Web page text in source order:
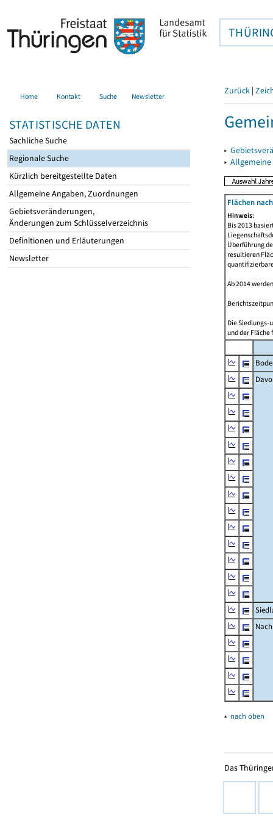
Home Kontakt Suche Newsletter
STATISTISCHE DATEN
Sachliche Suche
Regionale Suche
Kürzlich bereitgestellte Daten
Allgemeine Angaben, Zuordnungen
Gebietsveränderungen,
Änderungen zum Schlüsselverzeichnis
Definitionen und Erläuterungen
Newsletter
Zurück |
▸
▸
Flächen
Hinweis:
Bis 2013
Überführung
resultieren
Ab 2014
Die Siedlungs-
und der Fläche
▴ nach oben
Das